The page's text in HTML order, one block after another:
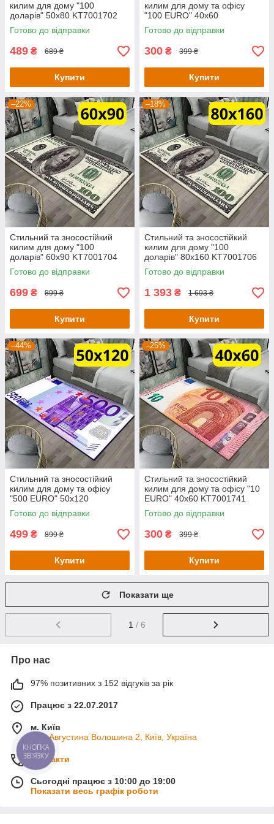
килим для дому "100
доларів" 50х80 KT7001702
Готово до відправки
489 ₴ 689 ₴
Купити
килим для дому та офісу
"100 EURO" 40х60
KT7001731
Готово до відправки
300 ₴ 399 ₴
Купити
–22%
Стильний та зносостійкий
килим для дому "100
доларів" 60х90 KT7001704
Готово до відправки
699 ₴ 899 ₴
Купити
–18%
Стильний та зносостійкий
килим для дому "100
доларів" 80х160 KT7001706
Готово до відправки
1 393 ₴ 1 693 ₴
Купити
–44%
Стильний та зносостійкий
килим для дому та офісу
"500 EURO" 50х120
KT7001713
Готово до відправки
499 ₴ 899 ₴
Купити
–25%
Стильний та зносостійкий
килим для дому та офісу "10
EURO" 40х60 KT7001741
Готово до відправки
300 ₴ 399 ₴
Купити
Показати ще
1 / 6
Про нас
97% позитивних з 152 відгуків за рік
Працює з 22.07.2017
м. Київ
вул. Августина Волошина 2, Київ, Україна
Контакти
Сьогодні працює з 10:00 до 19:00
Показати весь графік роботи
КНОПКА
ЗВ'ЯЗКУ